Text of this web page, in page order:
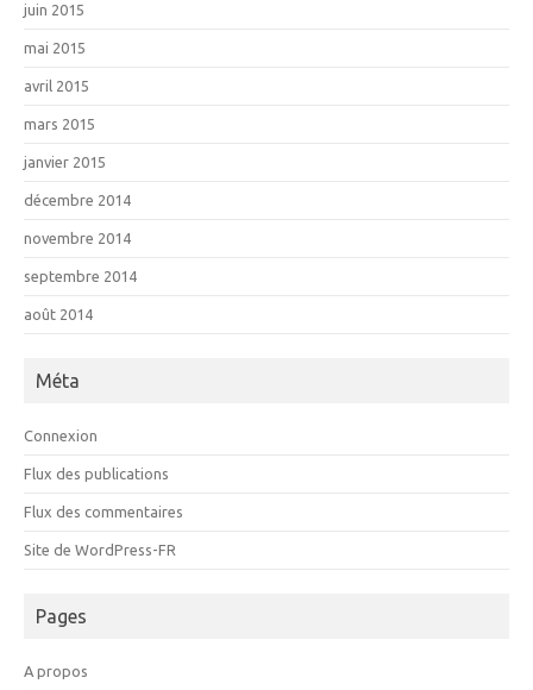
juin 2015
mai 2015
avril 2015
mars 2015
janvier 2015
décembre 2014
novembre 2014
septembre 2014
août 2014
Méta
Connexion
Flux des publications
Flux des commentaires
Site de WordPress-FR
Pages
A propos